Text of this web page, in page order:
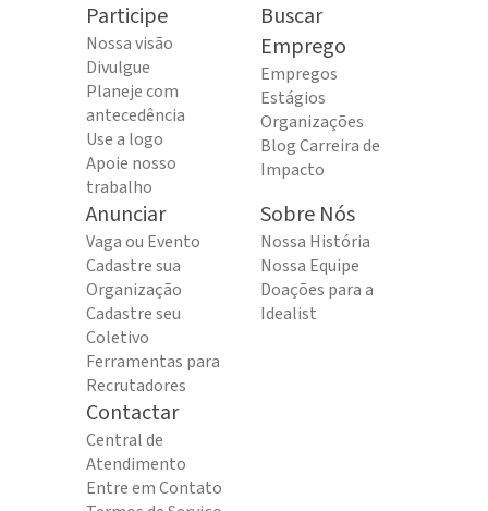
Participe
Nossa visão
Divulgue
Planeje com
antecedência
Use a logo
Apoie nosso
trabalho
Buscar
Emprego
Empregos
Estágios
Organizações
Blog Carreira de
Impacto
Anunciar
Vaga ou Evento
Cadastre sua
Organização
Cadastre seu
Coletivo
Ferramentas para
Recrutadores
Sobre Nós
Nossa História
Nossa Equipe
Doações para a
Idealist
Contactar
Central de
Atendimento
Entre em Contato